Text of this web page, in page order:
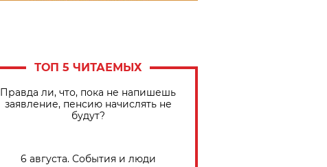
ТОП 5 ЧИТАЕМЫХ
Правда ли, что, пока не напишешь
заявление, пенсию начислять не
будут?
6 августа. События и люди